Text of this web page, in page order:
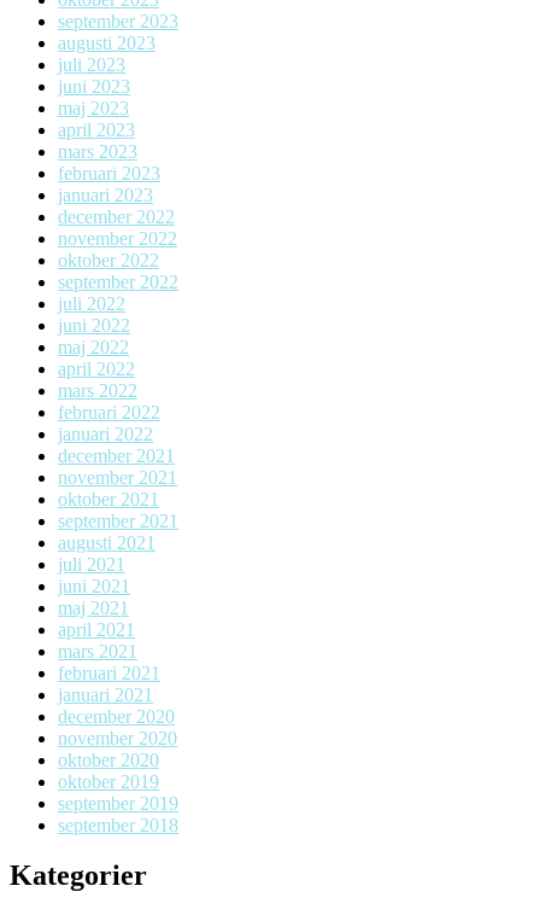
september 2023
augusti 2023
juli 2023
juni 2023
maj 2023
april 2023
mars 2023
februari 2023
januari 2023
december 2022
november 2022
oktober 2022
september 2022
juli 2022
juni 2022
maj 2022
april 2022
mars 2022
februari 2022
januari 2022
december 2021
november 2021
oktober 2021
september 2021
augusti 2021
juli 2021
juni 2021
maj 2021
april 2021
mars 2021
februari 2021
januari 2021
december 2020
november 2020
oktober 2020
oktober 2019
september 2019
september 2018
Kategorier